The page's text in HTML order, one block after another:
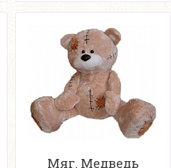
Мяг. Медведь